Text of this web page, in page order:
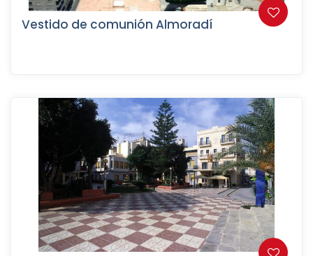
Vestido de comunión Almoradí